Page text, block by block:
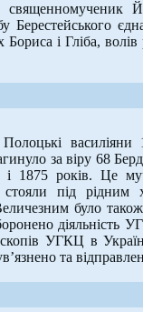
Берестейського
і Гліба, волів
василіяни
за віру 68
1875 років. Це
під рідним
було
діяльність
УГКЦ в
та